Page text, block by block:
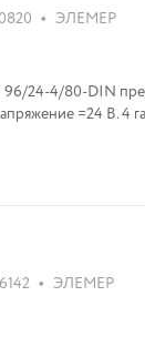
• ЭЛЕМЕР
24-4/80-DIN
=24 В. 4
• ЭЛЕМЕР